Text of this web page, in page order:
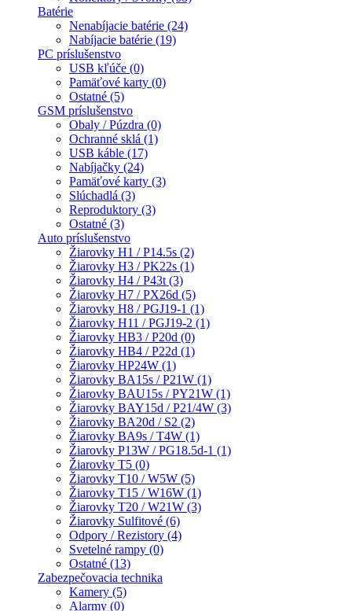
Batérie
Nenabíjacie batérie (24)
Nabíjacie batérie (19)
PC príslušenstvo
USB kľúče (0)
Pamäťové karty (0)
Ostatné (5)
GSM príslušenstvo
Obaly / Púzdra (0)
Ochranné sklá (1)
USB káble (17)
Nabíjačky (24)
Pamäťové karty (3)
Slúchadlá (3)
Reproduktory (3)
Ostatné (3)
Auto príslušenstvo
Žiarovky H1 / P14.5s (2)
Žiarovky H3 / PK22s (1)
Žiarovky H4 / P43t (3)
Žiarovky H7 / PX26d (5)
Žiarovky H8 / PGJ19-1 (1)
Žiarovky H11 / PGJ19-2 (1)
Žiarovky HB3 / P20d (0)
Žiarovky HB4 / P22d (1)
Žiarovky HP24W (1)
Žiarovky BA15s / P21W (1)
Žiarovky BAU15s / PY21W (1)
Žiarovky BAY15d / P21/4W (3)
Žiarovky BA20d / S2 (2)
Žiarovky BA9s / T4W (1)
Žiarovky P13W / PG18.5d-1 (1)
Žiarovky T5 (0)
Žiarovky T10 / W5W (5)
Žiarovky T15 / W16W (1)
Žiarovky T20 / W21W (3)
Žiarovky Sulfitové (6)
Odpory / Rezistory (4)
Svetelné rampy (0)
Ostatné (13)
Zabezpečovacia technika
Kamery (5)
Alarmy (0)